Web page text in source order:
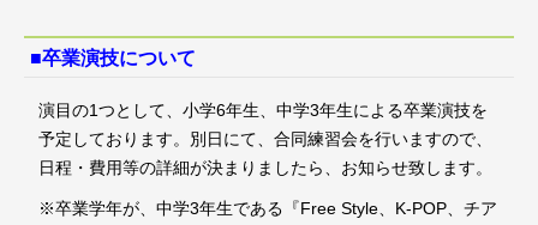
■卒業演技について
演目の1つとして、小学6年生、中学3年生による卒業演技を
予定しております。別日にて、合同練習会を行いますので、
日程・費用等の詳細が決まりましたら、お知らせ致します。
※卒業学年が、中学3年生である『Free Style、K-POP、チア